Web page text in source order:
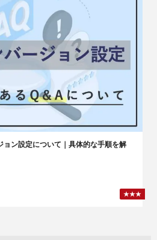
ョン設定について｜具体的な手順を解